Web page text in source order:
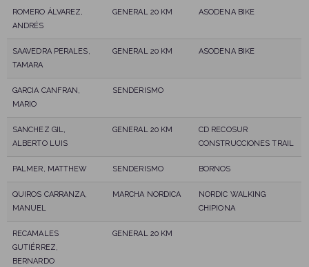
ROMERO ÁLVAREZ,
ANDRÉS
GENERAL 20 KM ASODENA BIKE
SAAVEDRA PERALES,
TAMARA
GENERAL 20 KM ASODENA BIKE
GARCIA CANFRAN,
MARIO
SENDERISMO
SANCHEZ GIL,
ALBERTO LUIS
GENERAL 20 KM
CD RECOSUR
CONSTRUCCIONES TRAIL
PALMER, MATTHEW SENDERISMO BORNOS
QUIROS CARRANZA,
MANUEL
MARCHA NORDICA
NORDIC WALKING
CHIPIONA
RECAMALES
GUTIÉRREZ,
BERNARDO
GENERAL 20 KM